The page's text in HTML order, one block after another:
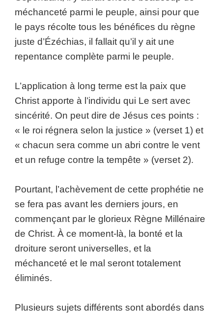
méchanceté parmi le peuple, ainsi pour que
le pays récolte tous les bénéfices du règne
juste d’Ézéchias, il fallait qu’il y ait une
repentance complète parmi le peuple.
L’application à long terme est la paix que
Christ apporte à l’individu qui Le sert avec
sincérité. On peut dire de Jésus ces points :
« le roi régnera selon la justice » (verset 1) et
« chacun sera comme un abri contre le vent
et un refuge contre la tempête » (verset 2).
Pourtant, l’achèvement de cette prophétie ne
se fera pas avant les derniers jours, en
commençant par le glorieux Règne Millénaire
de Christ. À ce moment-là, la bonté et la
droiture seront universelles, et la
méchanceté et le mal seront totalement
éliminés.
Plusieurs sujets différents sont abordés dans